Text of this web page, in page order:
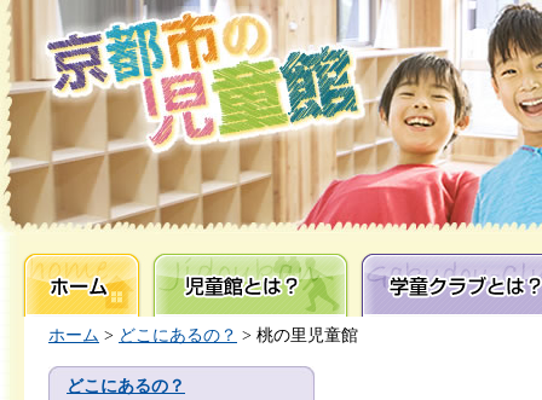
ホーム 児童館とは？ 学童クラブとは？
ホーム > どこにあるの？ > 桃の里児童館
どこにあるの？